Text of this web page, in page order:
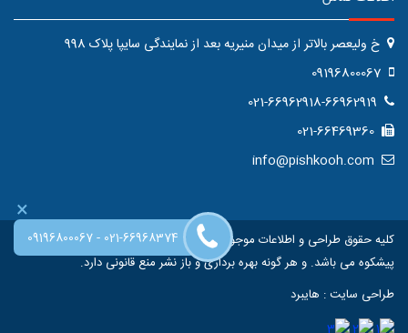
خ ولیعصر بالاتر از میدان منیریه بعد از نمایندگی سایپا پلاک 998
کلیه حقوق طراحی و اطلاعات موجود در این سایت متعلق به فروشگاه اینترنتی
پیشکوه می باشد. و هر گونه بهره برداری و باز نشر منع قانونی دارد.
طراحی سایت: هایبرد
×
09196800067- 021-66968374